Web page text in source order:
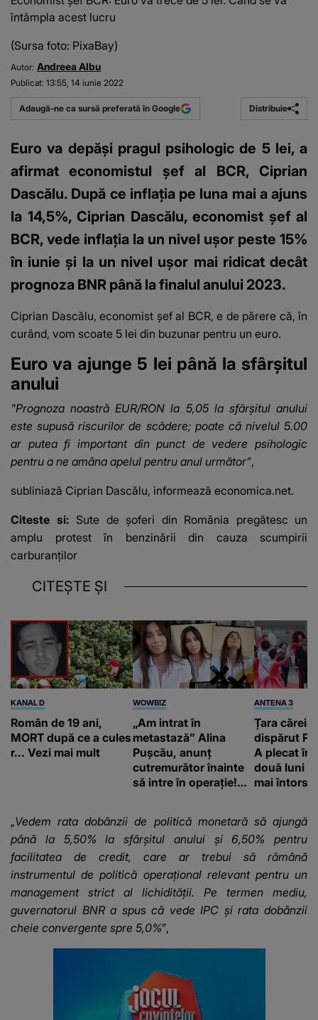
întâmpla acest lucru
(Sursa foto: PixaBay)
Autor: Andreea Albu
Publicat: 13:55, 14 iunie 2022
Adaugă-ne ca sursă preferată în Google Distribuie
Euro va depăși pragul psihologic de 5 lei, a
afirmat economistul șef al BCR, Ciprian
Dascălu. După ce inflaţia pe luna mai a ajuns
la 14,5%, Ciprian Dascălu, economist şef al
BCR, vede inflaţia la un nivel uşor peste 15%
în iunie şi la un nivel uşor mai ridicat decât
prognoza BNR până la finalul anului 2023.
Ciprian Dascălu, economist şef al BCR, e de părere că, în
curând, vom scoate 5 lei din buzunar pentru un euro.
Euro va ajunge 5 lei până la sfârșitul
anului
"Prognoza noastră EUR/RON la 5,05 la sfârșitul anului
este supusă riscurilor de scădere; poate că nivelul 5.00
ar putea fi important din punct de vedere psihologic
pentru a ne amâna apelul pentru anul următor”,
subliniază Ciprian Dascălu, informează economica.net.
Citeste si: Sute de șoferi din România pregătesc un
amplu protest în benzinării din cauza scumpirii
carburanților
CITEȘTE ȘI
KANAL D
Român de 19 ani,
MORT după ce a cules
r... Vezi mai mult
WOWBIZ
„Am intrat în
metastază” Alina
Pușcău, anunț
cutremurător înainte
să intre în operație!
fanilor
ANTENA 3
Țara căreia
dispărut
A plecat în
două luni
mai întors
„Vedem rata dobânzii de politică monetară să ajungă
până la 5,50% la sfârșitul anului și 6,50% pentru
facilitatea de credit, care ar trebui să rămână
instrumentul de politică operațional relevant pentru un
management strict al lichidității. Pe termen mediu,
guvernatorul BNR a spus că vede IPC și rata dobânzii
cheie convergente spre 5,0%”,